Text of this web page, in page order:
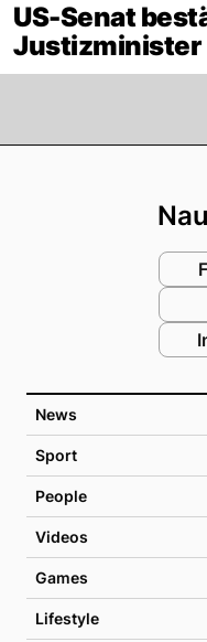
US-Senat
Justizminister
News
Sport
People
Videos
Games
Lifestyle